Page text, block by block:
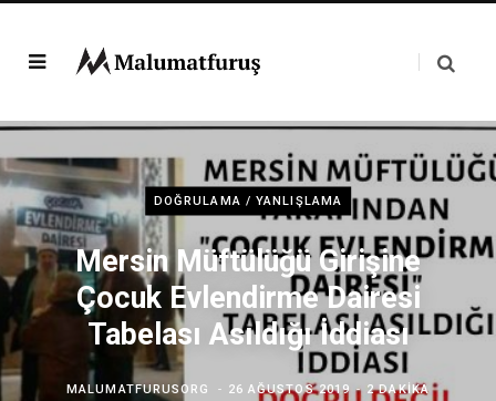
DOĞRULAMA / YANLIŞLAMA
Mersin Müftülüğü Girişine
Çocuk Evlendirme Dairesi
Tabelası Asıldığı İddiası
MALUMATFURUSORG 26 AĞUSTOS 2019 2 DAKIKA